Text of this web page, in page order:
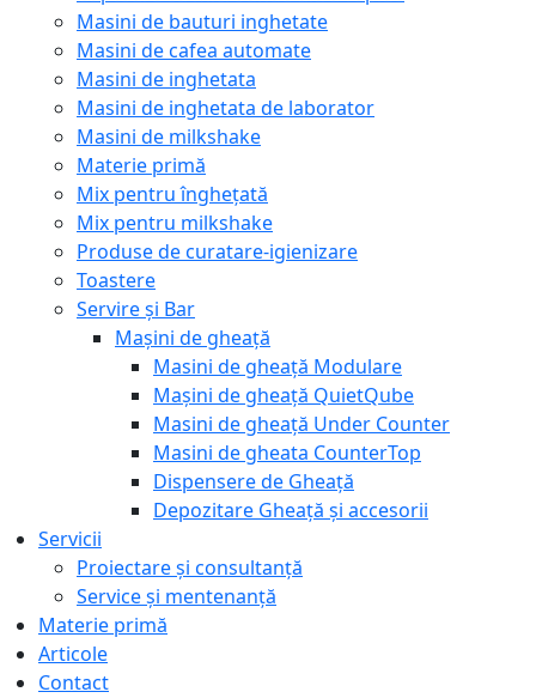
Masini de bauturi inghetate
Masini de cafea automate
Masini de inghetata
Masini de inghetata de laborator
Masini de milkshake
Materie primă
Mix pentru înghețată
Mix pentru milkshake
Produse de curatare-igienizare
Toastere
Servire și Bar
Mașini de gheață
Masini de gheață Modulare
Mașini de gheață QuietQube
Masini de gheață Under Counter
Masini de gheata CounterTop
Dispensere de Gheață
Depozitare Gheață și accesorii
Servicii
Proiectare și consultanță
Service și mentenanță
Materie primă
Articole
Contact